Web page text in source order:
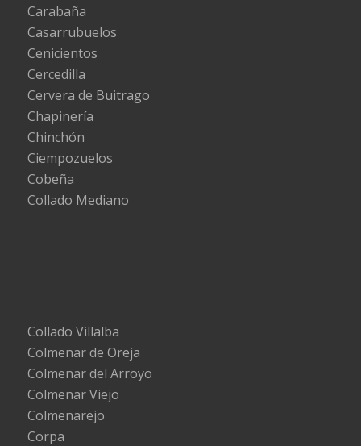
Carabaña
Casarrubuelos
Cenicientos
Cercedilla
Cervera de Buitrago
Chapinería
Chinchón
Ciempozuelos
Cobeña
Collado Mediano
Collado Villalba
Colmenar de Oreja
Colmenar del Arroyo
Colmenar Viejo
Colmenarejo
Corpa